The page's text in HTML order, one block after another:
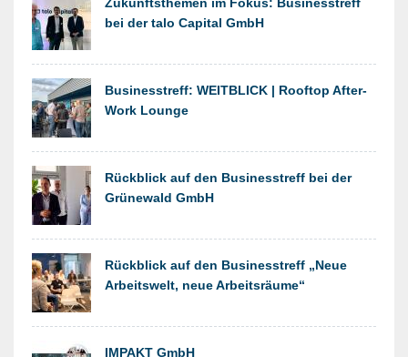
bei der talo Capital GmbH
Businesstreff: WEITBLICK | Rooftop After-
Work Lounge
Rückblick auf den Businesstreff bei der
Grünewald GmbH
​Rückblick auf den Businesstreff „Neue
Arbeitswelt, neue Arbeitsräume“
IMPAKT GmbH